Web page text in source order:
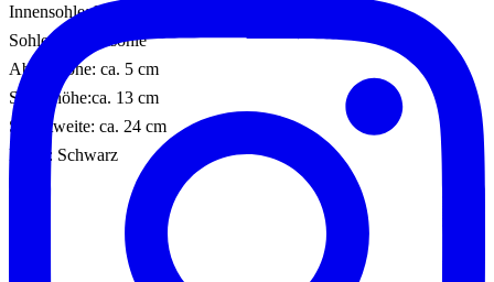
Innensohle: Leder
Sohle: Gummisohle
Absatzhöhe: ca. 5 cm
Schafthöhe:ca. 13 cm
Schaftweite: ca. 24 cm
Farbe: Schwarz